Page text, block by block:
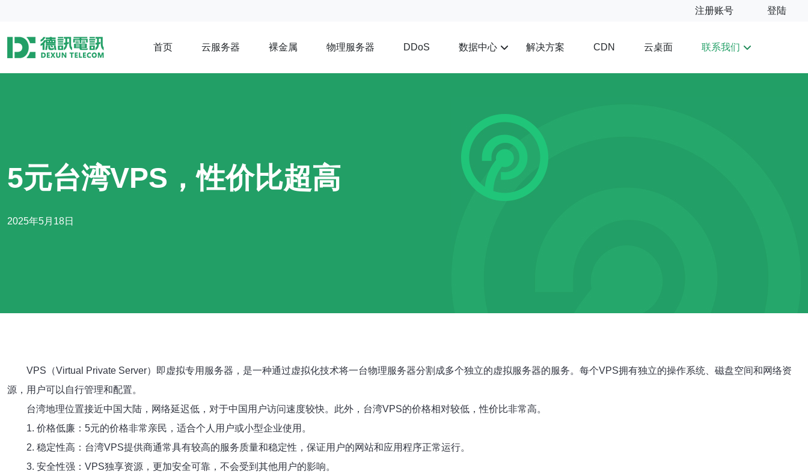
注册账号 登陆
首页 云服务器 裸金属 物理服务器 DDoS 数据中心 解决方案 CDN 云桌面 联系我们
5元台湾VPS，性价比超高
2025年5月18日
VPS（Virtual Private Server）即虚拟专用服务器，是一种通过虚拟化技术将一台物理服务器分割成多个独立的虚拟服务器的服务。每个VPS拥有独立的操作系统、磁盘空间和网络资
源，用户可以自行管理和配置。
台湾地理位置接近中国大陆，网络延迟低，对于中国用户访问速度较快。此外，台湾VPS的价格相对较低，性价比非常高。
1. 价格低廉：5元的价格非常亲民，适合个人用户或小型企业使用。
2. 稳定性高：台湾VPS提供商通常具有较高的服务质量和稳定性，保证用户的网站和应用程序正常运行。
3. 安全性强：VPS独享资源，更加安全可靠，不会受到其他用户的影响。